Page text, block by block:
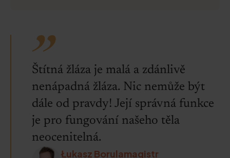
Štítná žláza je malá a zdánlivě
nenápadná žláza. Nic nemůže být
dále od pravdy! Její správná funkce
je pro fungování našeho těla
neocenitelná.
Łukasz Borulamagistr